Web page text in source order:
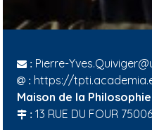
: Pierre-
: https://
Maison de la
: 13 RUE DU FOUR